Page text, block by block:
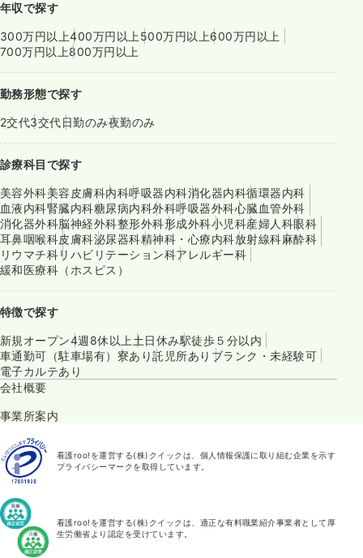
年収で探す
300万円以上400万円以上 500万円以上600万円以上
700万円以上800万円以上
勤務形態で探す
2交代3交代日勤のみ夜勤のみ
診療科目で探す
美容外科美容皮膚科内科呼吸器内科消化器内科循環器内科
血液内科腎臓内科糖尿病内科外科呼吸器外科心臓血管外科
消化器外科脳神経外科整形外科形成外科小児科産婦人科眼科
耳鼻咽喉科皮膚科泌尿器科精神科・心療内科放射線科麻酔科
リウマチ科リハビリテーション科アレルギー科
緩和医療科（ホスピス）
特徴で探す
新規オープン4週8休以上 土日休み駅徒歩５分以内
車通勤可（駐車場有） 寮あり託児所あり ブランク・未経験可
電子カルテあり
会社概要
事業所案内
看護roo!を運営する(株)クイックは、個人情報保護に取り組む企業を示す
プライバシーマークを取得しています。
看護roo!を運営する(株)クイックは、適正な有料職業紹介事業者として厚
生労働省より認定を受けています。